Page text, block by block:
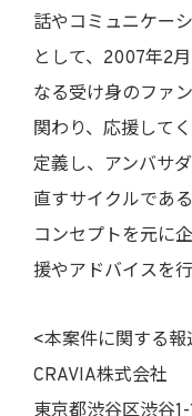
話やコミュニケー
として、2007年2
なる受け身のファ
関わり、応援して
定義し、アンバサ
直すサイクルであ
コンセプトを元に
援やアドバイスを行
<本案件に関する
CRAVIA株式会社
東京都渋谷区渋谷